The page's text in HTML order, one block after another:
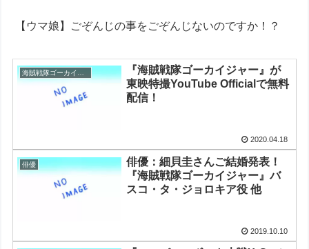
【ウマ娘】ごぞんじの事をごぞんじないのですか！？
海賊戦隊ゴーカイジャー
『海賊戦隊ゴーカイジャー』が
東映特撮YouTube Officialで無料
配信！
2020.04.18
俳優
俳優：細貝圭さんご結婚発表！
『海賊戦隊ゴーカイジャー』バ
スコ・タ・ジョロキア役 他
2019.10.10